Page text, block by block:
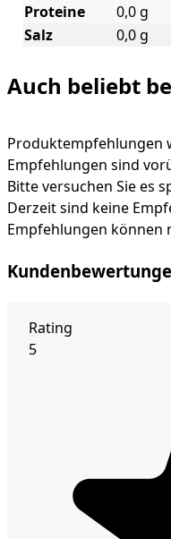
Proteine
0,0 g
Salz
0,0 g
Auch beliebt
Produktempfehlungen
Empfehlungen sind
Bitte versuchen Sie es
Derzeit sind keine
Empfehlungen können
Rating
5